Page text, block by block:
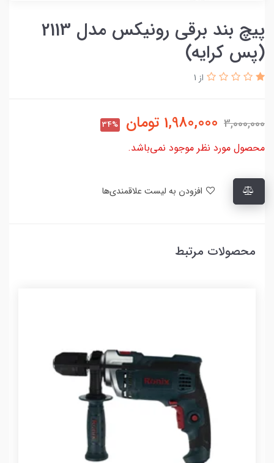
پیچ بند برقی رونیکس مدل 2113
(پس کرایه)
از 1
3,000,000
1,980,000 تومان 34%
محصول مورد نظر موجود نمی‌باشد.
محصولات مرتبط